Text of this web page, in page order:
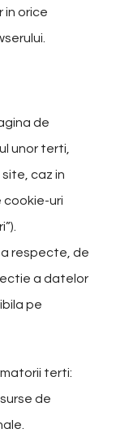
orice
de
unor terti,
caz in
cookie-uri
respecte, de
a datelor
pe
terti:
de